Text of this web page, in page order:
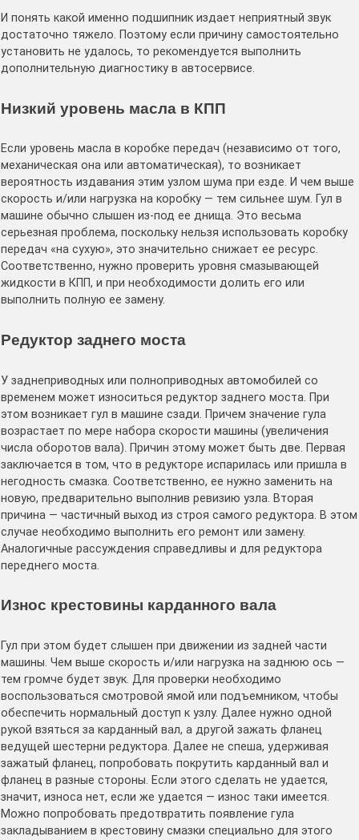
И понять какой именно подшипник издает неприятный звук
достаточно тяжело. Поэтому если причину самостоятельно
установить не удалось, то рекомендуется выполнить
дополнительную диагностику в автосервисе.
Низкий уровень масла в КПП
Если уровень масла в коробке передач (независимо от того,
механическая она или автоматическая), то возникает
вероятность издавания этим узлом шума при езде. И чем выше
скорость и/или нагрузка на коробку — тем сильнее шум. Гул в
машине обычно слышен из-под ее днища. Это весьма
серьезная проблема, поскольку нельзя использовать коробку
передач «на сухую», это значительно снижает ее ресурс.
Соответственно, нужно проверить уровня смазывающей
жидкости в КПП, и при необходимости долить его или
выполнить полную ее замену.
Редуктор заднего моста
У заднеприводных или полноприводных автомобилей со
временем может износиться редуктор заднего моста. При
этом возникает гул в машине сзади. Причем значение гула
возрастает по мере набора скорости машины (увеличения
числа оборотов вала). Причин этому может быть две. Первая
заключается в том, что в редукторе испарилась или пришла в
негодность смазка. Соответственно, ее нужно заменить на
новую, предварительно выполнив ревизию узла. Вторая
причина — частичный выход из строя самого редуктора. В этом
случае необходимо выполнить его ремонт или замену.
Аналогичные рассуждения справедливы и для редуктора
переднего моста.
Износ крестовины карданного вала
Гул при этом будет слышен при движении из задней части
машины. Чем выше скорость и/или нагрузка на заднюю ось —
тем громче будет звук. Для проверки необходимо
воспользоваться смотровой ямой или подъемником, чтобы
обеспечить нормальный доступ к узлу. Далее нужно одной
рукой взяться за карданный вал, а другой зажать фланец
ведущей шестерни редуктора. Далее не спеша, удерживая
зажатый фланец, попробовать покрутить карданный вал и
фланец в разные стороны. Если этого сделать не удается,
значит, износа нет, если же удается — износ таки имеется.
Можно попробовать предотвратить появление гула
закладыванием в крестовину смазки специально для этого